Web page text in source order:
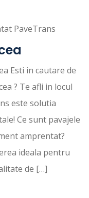
PaveTrans
Esti in cautare de
? Te afli in locul
este solutia
Ce sunt pavajele
amprentat?
ideala pentru
de […]